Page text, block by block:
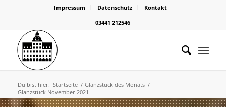
Impressum Datenschutz
Kontakt
03441 212546
Du bist hier: Startseite / Glanzstück des Monats /
Glanzstück November 2021